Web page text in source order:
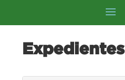
Expedientes